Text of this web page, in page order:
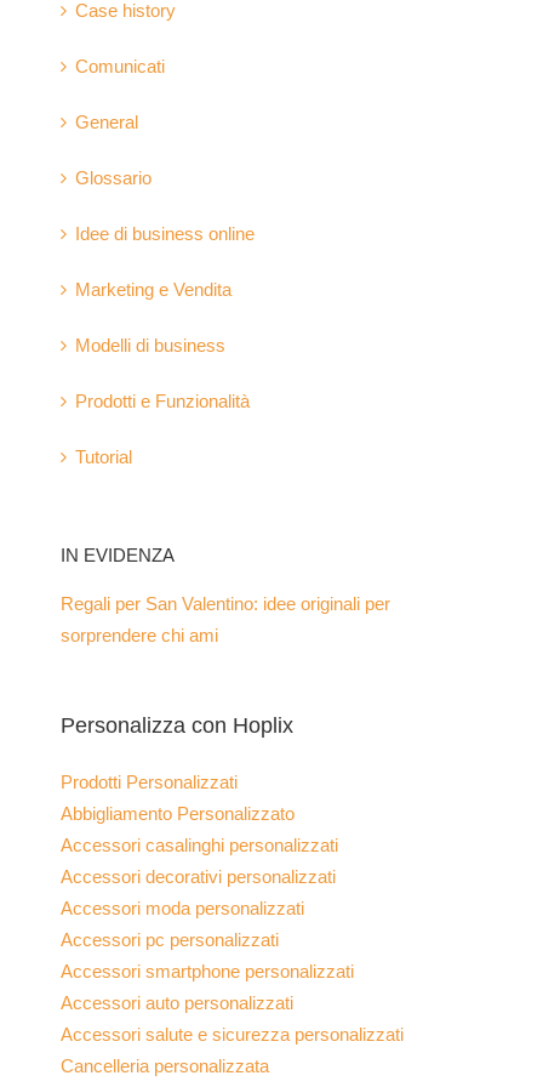
Case history
Comunicati
General
Glossario
Idee di business online
Marketing e Vendita
Modelli di business
Prodotti e Funzionalità
Tutorial
IN EVIDENZA
Regali per San Valentino: idee originali per
sorprendere chi ami
Personalizza con Hoplix
Prodotti Personalizzati
Abbigliamento Personalizzato
Accessori casalinghi personalizzati
Accessori decorativi personalizzati
Accessori moda personalizzati
Accessori pc personalizzati
Accessori smartphone personalizzati
Accessori auto personalizzati
Accessori salute e sicurezza personalizzati
Cancelleria personalizzata